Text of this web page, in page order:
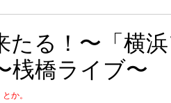
たる！〜「横
桟橋ライブ〜
か。